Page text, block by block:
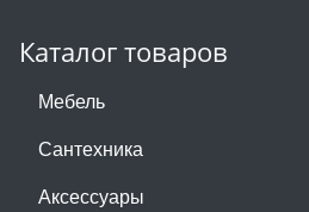
Каталог товаров
Мебель
Сантехника
Аксессуары